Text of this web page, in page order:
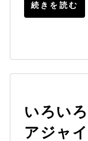
続きを読む
いろい
アジャ